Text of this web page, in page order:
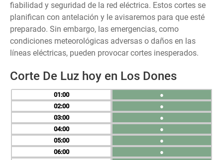
fiabilidad y seguridad de la red eléctrica. Estos cortes se
planifican con antelación y le avisaremos para que esté
preparado. Sin embargo, las emergencias, como
condiciones meteorológicas adversas o daños en las
líneas eléctricas, pueden provocar cortes inesperados.
Corte De Luz hoy en Los Dones
01
02
03
04
05
06
●
●
●
●
●
●